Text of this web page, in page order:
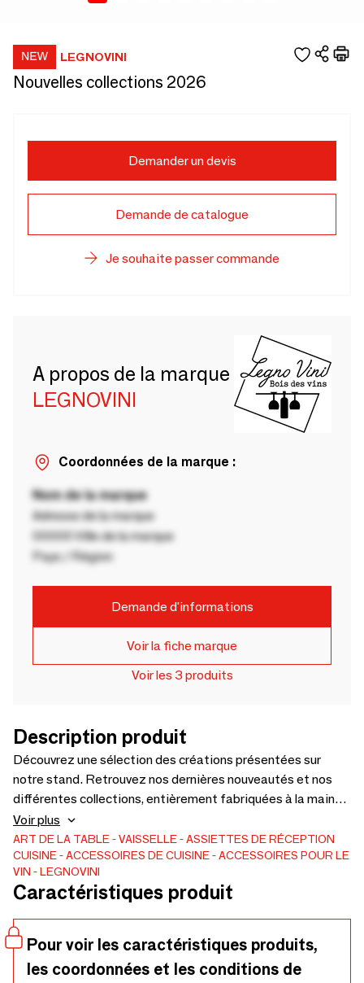
LEGNOVINI
Nouvelles collections 2026
Demander un devis
Demande de catalogue
Je souhaite passer commande
A propos de la marque
LEGNOVINI
Coordonnées de la marque :
Nom de la marque
Adresse de la marque
00000 Ville de la marque
Pays / Région
Demande d'informations
Voir la fiche marque
Voir les 3 produits
Description produit
Découvrez une sélection des créations présentées sur
notre stand. Retrouvez nos dernières nouveautés et nos
différentes collections, entièrement fabriquées à la main
dans notre atelier à partir d'essences de bois françaises.
Voir plus
ART DE LA TABLE VAISSELLE
ASSIETTES DE RÉCEPTION
CUISINE
ACCESSOIRES DE CUISINE
ACCESSOIRES POUR LE
VIN
LEGNOVINI
Caractéristiques produit
Pour voir les caractéristiques produits,
les coordonnées et les conditions de